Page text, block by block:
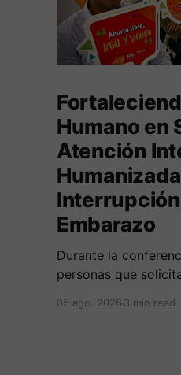
Humano en
Atención
Embarazo
Durante la
personas que
compartieron sus
05 ago. 2026 3 min read